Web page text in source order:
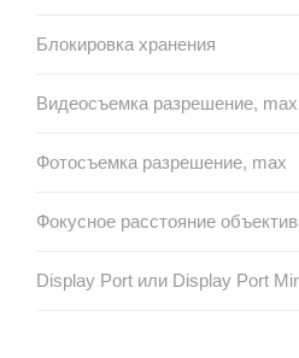
Блокировка хранения
Видеосъемка разрешение, max
Фотосъемка разрешение, max
Фокусное расстояние
Display Port или Display Port